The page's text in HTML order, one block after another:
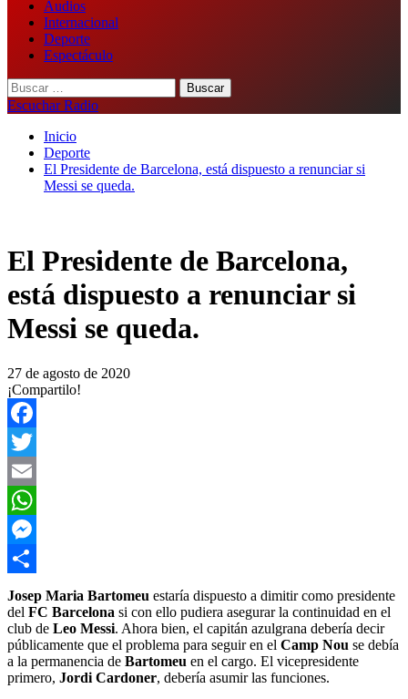
Audios
Internacional
Deporte
Espectáculo
Buscar:
Escuchar Radio
Inicio
Deporte
El Presidente de Barcelona, está dispuesto a renunciar si
Messi se queda.
El Presidente de Barcelona,
está dispuesto a renunciar si
Messi se queda.
27 de agosto de 2020
¡Compartilo!
Facebook
Twitter
Email
WhatsApp
Messenger
Compartir
Josep Maria Bartomeu estaría dispuesto a dimitir como presidente
del FC Barcelona si con ello pudiera asegurar la continuidad en el
club de Leo Messi. Ahora bien, el capitán azulgrana debería decir
públicamente que el problema para seguir en el Camp Nou se debía
a la permanencia de Bartomeu en el cargo. El vicepresidente
primero, Jordi Cardoner, debería asumir las funciones.